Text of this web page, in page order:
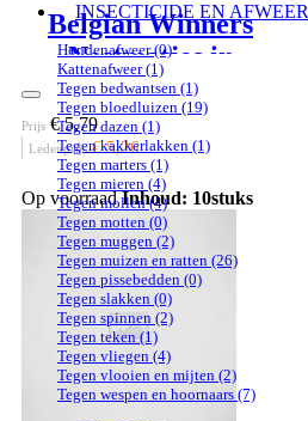
INSECTICIDE EN AFWEER
Hondenafweer(0)
Kattenafweer(1)
Tegen bedwantsen (1)
Tegen bloedluizen (19)
Tegen dazen (1)
Tegen kakkerlakken (1)
Tegen marters (1)
Tegen mieren (4)
Tegen mollen(4)
Tegen motten (0)
Tegen muggen (2)
Tegen muizen en ratten (26)
Tegen pissebedden (0)
Tegen slakken (0)
Tegen spinnen (2)
Tegen teken(1)
Tegen vliegen (4)
Tegen vlooien en mijten (2)
Tegen wespen en hoornaars (7)
Belgian Winners
Nestmatjes in
natuurlijke vezels
Prijs € 5,79
Ledenprijs € 5,26
Op voorraadInhoud: 10stuks